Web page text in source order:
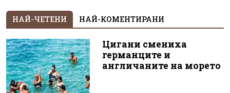
НАЙ-ЧЕТЕНИ НАЙ-КОМЕНТИРАНИ
Цигани смениха
германците и
англичаните на морето